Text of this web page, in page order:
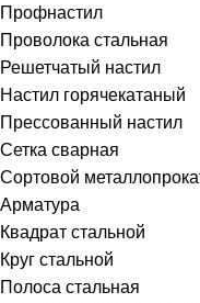
Профнастил
Проволока стальная
Решетчатый настил
Настил горячекатаный
Прессованный настил
Сетка сварная
Сортовой
Арматура
Квадрат стальной
Круг стальной
Полоса стальная